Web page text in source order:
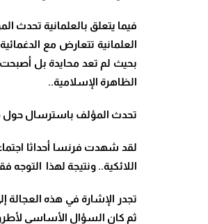
فيما يتعلق بالعلمانية تحدث
العلمانية تتعارض مع
بحيث لم تعد محايدة بل أصبحت
الظاهرة الإسلامية..
تحدث المؤلف باسترسال حول
لقد شهدت فرنسا أحداثا
اللائكية.. ونتيجة لهذا
تجدر الإشارة في هذه
ثم كان السؤال الأساسي